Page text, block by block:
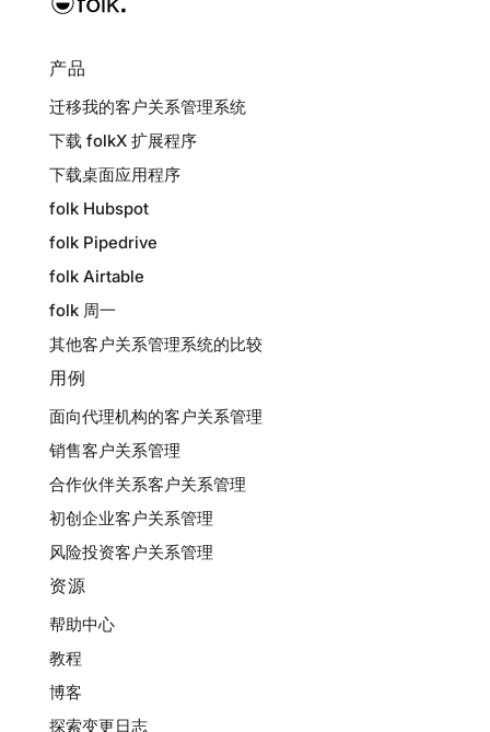
产品
迁移我的客户关系管理系统
下载 folkX 扩展程序
下载桌面应用程序
folk Hubspot
folk Pipedrive
folk Airtable
folk 周一
其他客户关系管理系统的比较
用例
面向代理机构的客户关系管理
销售客户关系管理
合作伙伴关系客户关系管理
初创企业客户关系管理
风险投资客户关系管理
资源
帮助中心
教程
博客
探索变更日志